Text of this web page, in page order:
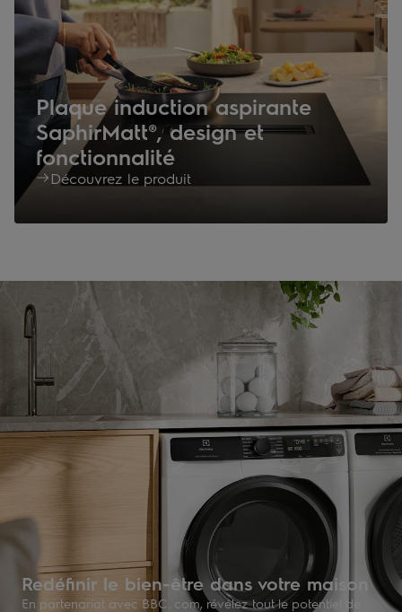
Plaque induction aspirante
SaphirMatt®, design et
fonctionnalité
Découvrez le produit
Redéfinir le bien-être dans votre maison
En partenariat avec BBC. com, révélez tout le potentiel de